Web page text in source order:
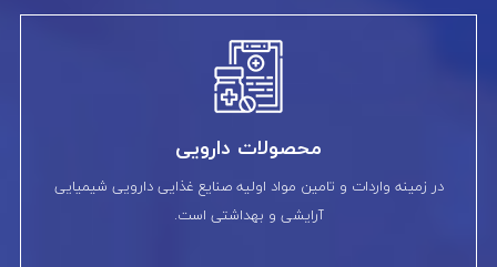
محصولات دارویی
در زمینه واردات و تامین مواد اولیه صنایع غذایی دارویی شیمیایی
آرایشی و بهداشتی است.